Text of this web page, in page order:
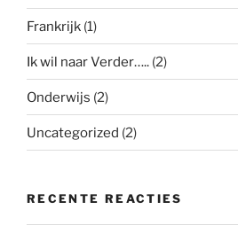
Frankrijk (1)
Ik wil naar Verder….. (2)
Onderwijs (2)
Uncategorized (2)
RECENTE REACTIES